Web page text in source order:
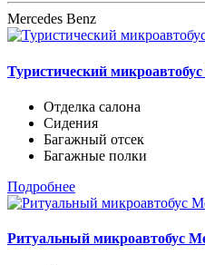
Mercedes Benz
Туристический
Отделка салона
Сидения
Багажный отсек
Багажные полки
Подробнее
Ритуальный микроавтобус